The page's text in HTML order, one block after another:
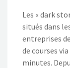
Les « dark
situés dans
entreprises
de courses
minutes.